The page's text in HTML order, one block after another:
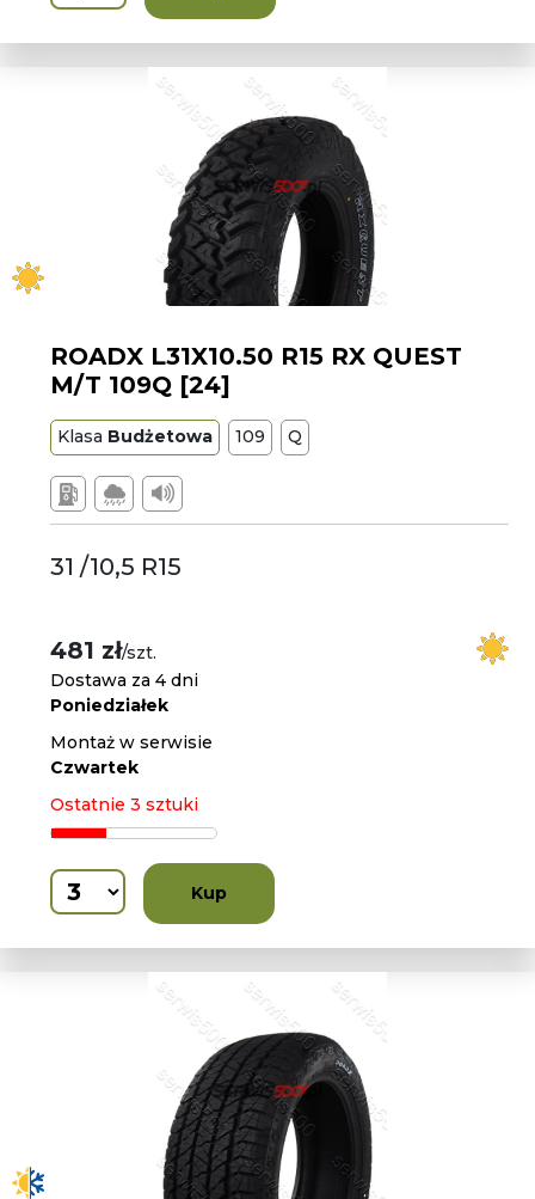
ROADX L31X10.50 R15 RX QUEST
M/T 109Q [24]
Klasa Budżetowa 109 Q
31 /10,5 R15
481 zł/szt.
Dostawa za 4 dni
Poniedziałek
Montaż w serwisie
Czwartek
Ostatnie 3 sztuki
Kup